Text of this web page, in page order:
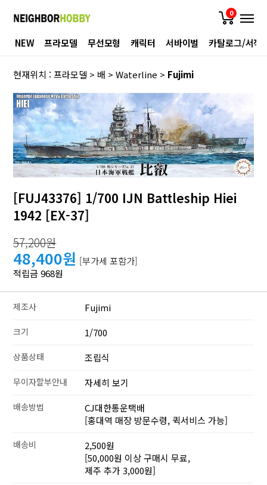
0
NEW 프라모델 무선모형 캐릭터 서바이벌 카탈로그/서적
현재위치 :프라모델 > 배 >Waterline > Fujimi
[FUJ43376] 1/700 IJN Battleship Hiei
1942 [EX-37]
57,200원
48,400원 [부가세 포함가]
적립금 968원
제조사 Fujimi
크기 1/700
상품상태 조립식
무이자할부안내 자세히 보기
배송방법
CJ대한통운택배
[홍대역 매장 방문수령, 퀵서비스 가능]
배송비
2,500원
[50,000원 이상 구매시 무료,
제주 추가 3,000원]